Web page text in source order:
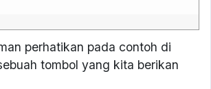
perhatikan pada contoh di
tombol yang kita berikan